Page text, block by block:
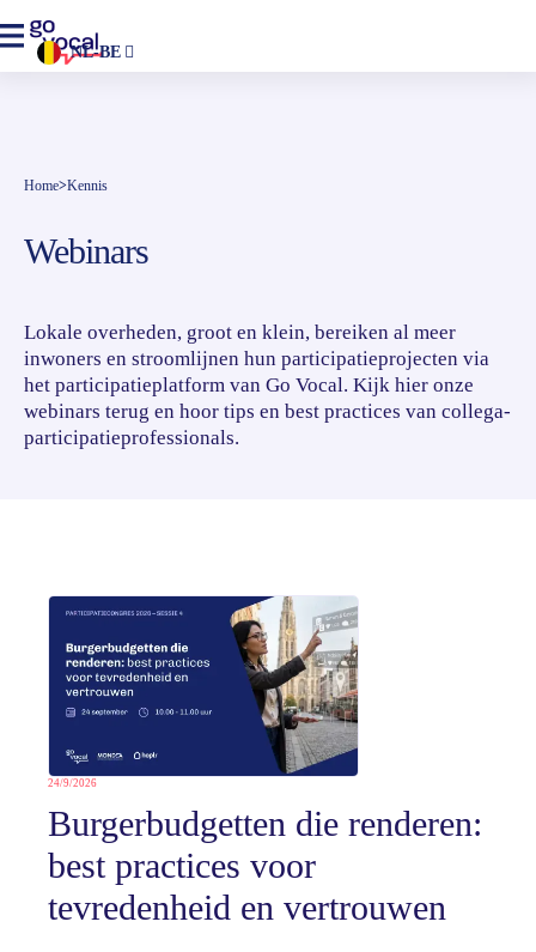
NL-BE
Home>Kennis
Webinars
Lokale overheden, groot en klein, bereiken al meer
inwoners en stroomlijnen hun participatieprojecten via
het participatieplatform van Go Vocal. Kijk hier onze
webinars terug en hoor tips en best practices van collega-
participatieprofessionals.
24/9/2026
Burgerbudgetten die renderen:
best practices voor
tevredenheid en vertrouwen